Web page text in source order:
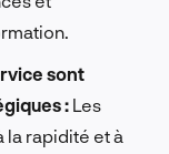
sont
: Les
la rapidité et à